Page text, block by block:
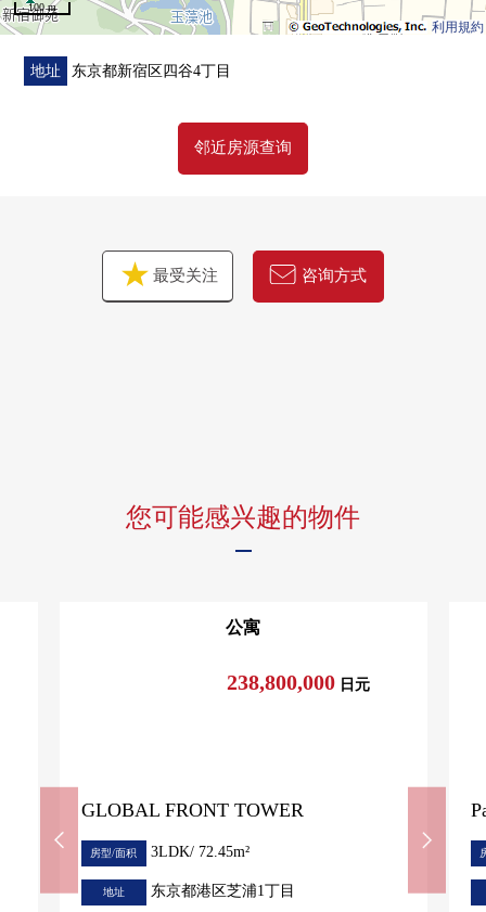
利用規約
100 m
地址 东京都新宿区四谷4丁目
邻近房源查询
最受关注 咨询方式
您可能感兴趣的物件
公寓
GLOBAL FRONT TOWER
238,800,000 日元
房型/面积 3LDK/ 72.45m²
地址 东京都港区芝浦1丁目